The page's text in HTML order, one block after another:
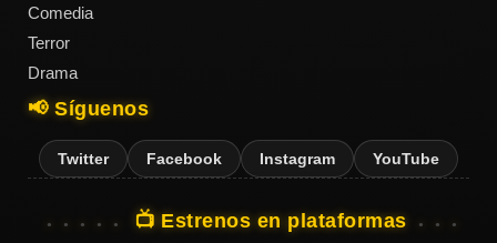
Comedia
Terror
Drama
📢 Síguenos
Twitter Facebook Instagram YouTube
📺 Estrenos en plataformas